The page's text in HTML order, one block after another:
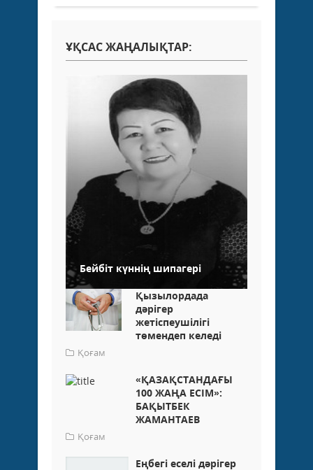
ҰҚСАС ЖАҢАЛЫҚТАР:
Бейбіт күннің шипагері
Қызылордада
дәрігер
жетіспеушілігі
төмендеп келеді
Қоғам
«ҚАЗАҚСТАНДАҒЫ
100 ЖАҢА ЕСІМ»:
БАҚЫТБЕК
ЖАМАНТАЕВ
Қоғам
Еңбегі еселі дәрігер